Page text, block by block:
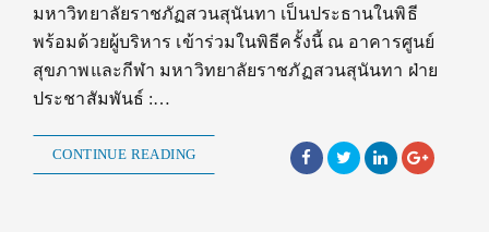
มหาวิทยาลัยราชภัฏสวนสุนันทา เป็นประธานในพิธี
พร้อมด้วยผู้บริหาร เข้าร่วมในพิธีครั้งนี้ ณ อาคารศูนย์
สุขภาพและกีฬา มหาวิทยาลัยราชภัฏสวนสุนันทา ฝ่าย
ประชาสัมพันธ์ :…
CONTINUE READING